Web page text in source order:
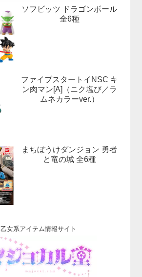
ソフビッツ ドラゴンボール
全6種
ファイブスタートイNSC キ
ン肉マン[A]（ニク塩び／ラ
ムネカラーver.）
まちぼうけダンジョン 勇者
と竜の城 全6種
乙女系アイテム情報サイト